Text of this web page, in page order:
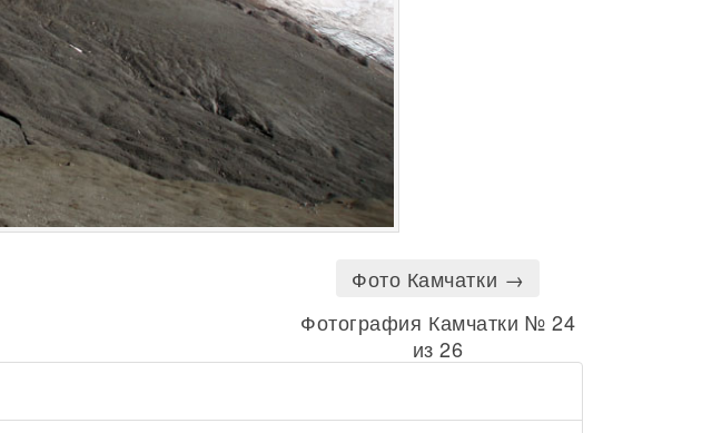
Фото Камчатки →
Фотография Камчатки № 24
из 26